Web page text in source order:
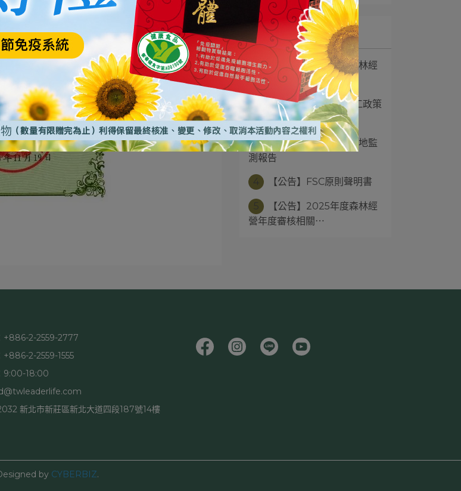
最新文章
1
【公告】2026年度森林經
營計畫書摘要
【公告】FSC核心勞工政策
聲明
3 【公告】2025年度林地監
測報告
【公告】FSC原則聲明書
【公告】2025年度森林經
營年度審核相關⋯
+886-2-2559-2777
+886-2-2559-1555
9:00-18:00
新北市新莊區新北大道四段187號14樓
by CYBERBIZ.